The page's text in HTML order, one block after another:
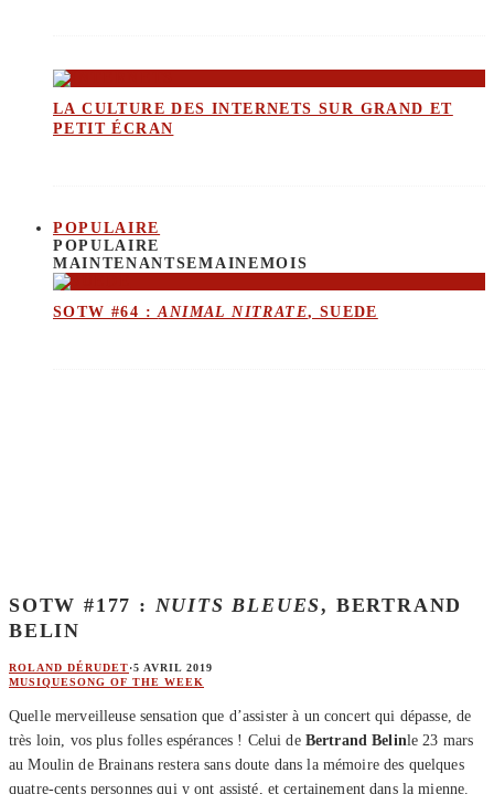
LA CULTURE DES INTERNETS SUR GRAND ET
PETIT ÉCRAN
POPULAIRE
POPULAIRE
MAINTENANTSEMAINEMOIS
SOTW #64 :ANIMAL NITRATE, SUEDE
SOTW #177 : NUITS BLEUES, BERTRAND
BELIN
ROLAND DÉRUDET·5 AVRIL 2019
MUSIQUESONG OF THE WEEK
Quelle merveilleuse sensation que d’assister à un concert qui dépasse, de
très loin, vos plus folles espérances ! Celui de Bertrand Belinle 23 mars
au Moulin de Brainans restera sans doute dans la mémoire des quelques
quatre-cents personnes qui y ont assisté, et certainement dans la mienne.